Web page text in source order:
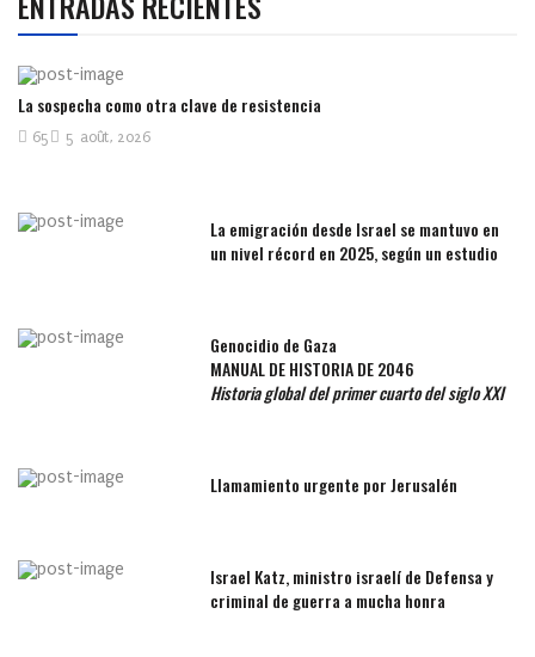
La sospecha como otra clave de resistencia
5 août, 2026
65
La emigración desde Israel se mantuvo en
un nivel récord en 2025, según un estudio
Genocidio de Gaza
MANUAL DE HISTORIA DE 2046
Historia global del primer cuarto del siglo XXI
Llamamiento urgente por Jerusalén
Israel Katz, ministro israelí de Defensa y
criminal de guerra a mucha honra